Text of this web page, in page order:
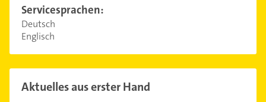
Servicesprachen:
Deutsch
Englisch
Aktuelles aus erster Hand